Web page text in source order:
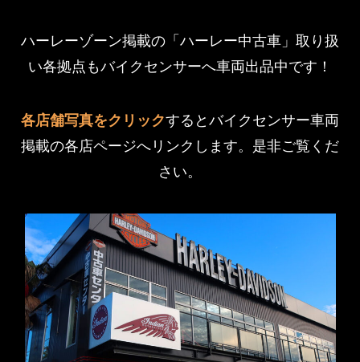
ハーレーゾーン掲載の「ハーレー中古車」取り扱
い各拠点もバイクセンサーへ車両出品中です！
各店舗写真をクリックするとバイクセンサー車両
掲載の各店ページへリンクします。是非ご覧くだ
さい。